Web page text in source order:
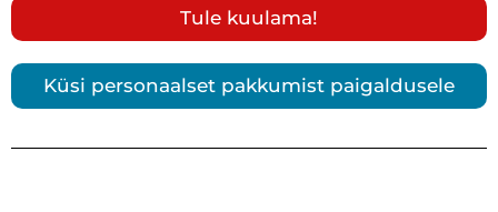
Bassikõlarid
kogus
Tule kuulama!
Küsi personaalset pakkumist paigaldusele